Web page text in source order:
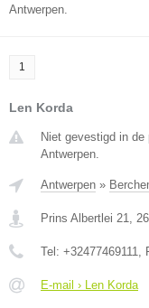
Antwerpen.
1
Len Korda
Niet gevestigd in
Antwerpen.
Antwerpen »
Prins Albertlei 21,
Tel: +32477469111,
E-mail › Len Korda